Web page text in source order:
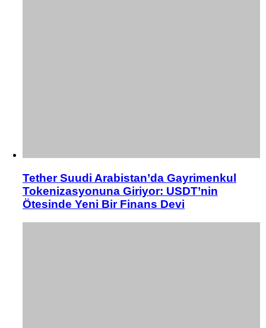
Tether Suudi Arabistan’da Gayrimenkul
Tokenizasyonuna Giriyor: USDT’nin
Ötesinde Yeni Bir Finans Devi